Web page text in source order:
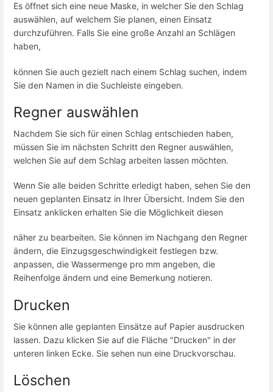
Es öffnet sich eine neue Maske, in welcher Sie den Schlag
auswählen, auf welchem Sie planen, einen Einsatz
durchzuführen. Falls Sie eine große Anzahl an Schlägen
haben,
können Sie auch gezielt nach einem Schlag suchen, indem
Sie den Namen in die Suchleiste eingeben.
Regner auswählen
Nachdem Sie sich für einen Schlag entschieden haben,
müssen Sie im nächsten Schritt den Regner auswählen,
welchen Sie auf dem Schlag arbeiten lassen möchten.
Wenn Sie alle beiden Schritte erledigt haben, sehen Sie den
neuen geplanten Einsatz in Ihrer Übersicht. Indem Sie den
Einsatz anklicken erhalten Sie die Möglichkeit diesen
näher zu bearbeiten. Sie können im Nachgang den Regner
ändern, die Einzugsgeschwindigkeit festlegen bzw.
anpassen, die Wassermenge pro mm angeben, die
Reihenfolge ändern und eine Bemerkung notieren.
Drucken
Sie können alle geplanten Einsätze auf Papier ausdrucken
lassen. Dazu klicken Sie auf die Fläche "Drucken" in der
unteren linken Ecke. Sie sehen nun eine Druckvorschau.
Löschen